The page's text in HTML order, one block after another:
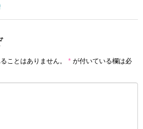
ことはありません。 * が付いている欄は必